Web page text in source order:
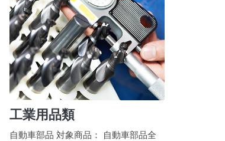
工業用品類
自動車部品 対象商品： 自動車部品全